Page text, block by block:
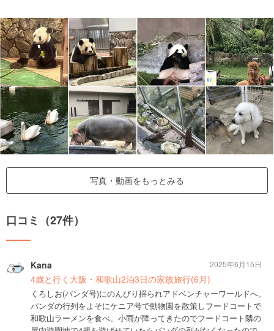
写真・動画をもっとみる
口コミ（27件）
Kana
4歳と行く大阪・和歌山2泊3日の家族旅行(6月)
くろしお(パンダ号)にのんびり揺られアドベンチャーワールドへ。
パンダの行列をよそにケニア号で動物園を散策しフードコートで
和歌山ラーメンを食べ、小雨が降ってきたのでフードコート隣の
2025年6月15日